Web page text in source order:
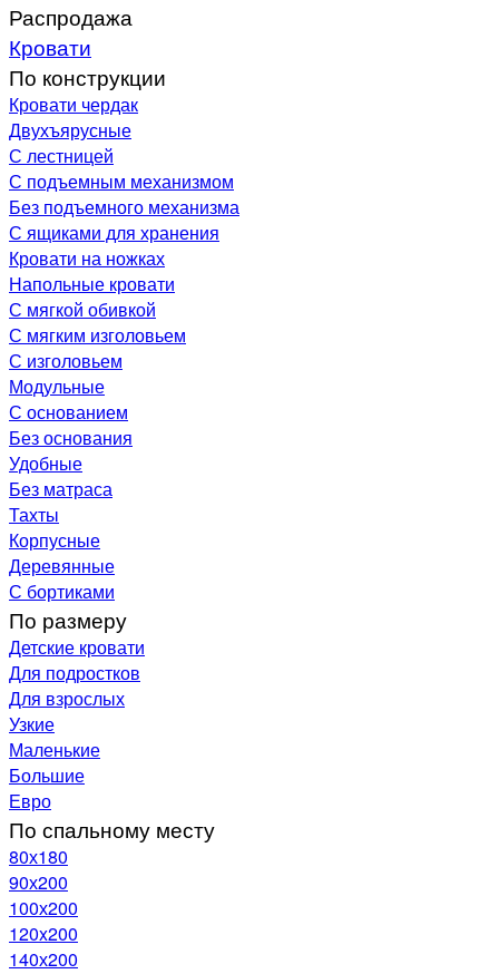
Распродажа
Кровати
По конструкции
Кровати чердак
Двухъярусные
С лестницей
С подъемным механизмом
Без подъемного механизма
С ящиками для хранения
Кровати на ножках
Напольные кровати
С мягкой обивкой
С мягким изголовьем
С изголовьем
Модульные
С основанием
Без основания
Удобные
Без матраса
Тахты
Корпусные
Деревянные
С бортиками
По размеру
Детские кровати
Для подростков
Для взрослых
Узкие
Маленькие
Большие
Евро
По спальному месту
80х180
90х200
100х200
120x200
140х200